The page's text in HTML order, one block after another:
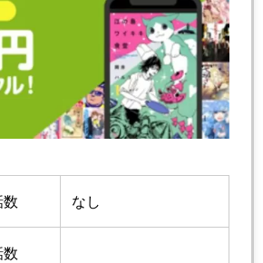
数 なし
数